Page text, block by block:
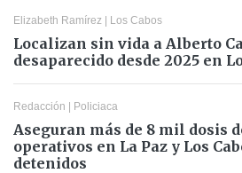
Elizabeth Ramírez | Los Cabos
Localizan sin vida a Alberto
desaparecido desde 2025 en
Redacción | Policiaca
Aseguran más de 8 mil dosis
operativos en La Paz y Los
detenidos